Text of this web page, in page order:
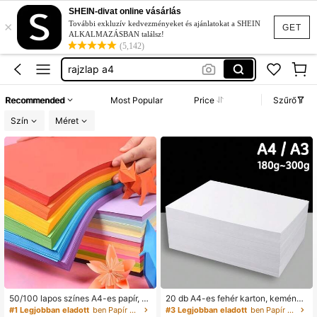
GET
×
SHEIN-divat online vásárlás
További exkluzív kedvezményeket és ajánlatokat a SHEIN
ALKALMAZÁSBAN találsz!
(5,142)
színes karton
színes papír
karton papír
rajzlap a4
színes papír
Recommended Most Popular Price
Szűrő
Szín
Méret
50/100 lapos színes A4-es papír, 1
0 szín, origami anyag, oktatópapír,
#1 Legjobban eladott
ben Papír Másolás & Többcélú papír
20 db A4-es fehér karton, kemény
papír, fehér papír, A3-as papír, kézír
#3 Legjobban eladott
ben Papír Másolás & Többcélú papír